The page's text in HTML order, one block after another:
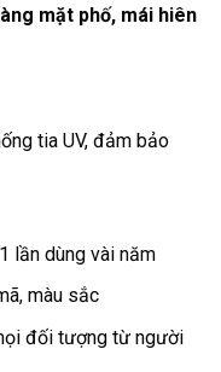
mặt phố, mái hiên
tia UV, đảm bảo
lần dùng vài năm
màu sắc
đối tượng từ người